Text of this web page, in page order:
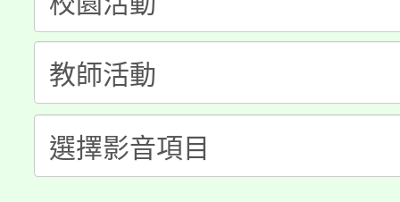
代理(課)教師甄選結果(
「2026金融保險知識
車」活動
桃園市115學年度學生
生本土語及新住民語歌
公告本校115學年度第
代理(課)教師甄選結果(
公告本校115學年度第